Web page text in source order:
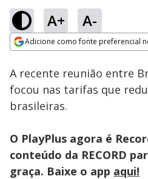
A+ A-
Adicione como fonte preferencial
Ativar
Loaded :
15.90%
A recente reunião entre
focou nas tarifas que
brasileiras.
O PlayPlus agora é
conteúdo da RECORD
graça. Baixe o app aqui!